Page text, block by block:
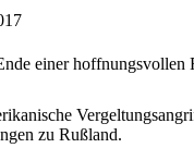
einer hoffnungsvollen
zu Rußland.